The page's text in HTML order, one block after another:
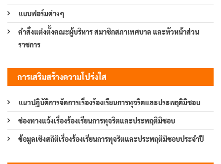
แบบฟอร์มต่างๆ
คำสั่งแต่งตั้งคณะผู้บริหาร สมาชิกสภาเทศบาล และหัวหน้าส่วน
ราชการ
การเสริมสร้างความโปร่งใส
แนวปฏิบัติการจัดการเรื่องร้องเรียนการทุจริตและประพฤติมิชอบ
ช่องทางแจ้งเรื่องร้องเรียนการทุจริตและประพฤติมิชอบ
ข้อมูลเชิงสถิติเรื่องร้องเรียนการทุจริตและประพฤติมิชอบประจำปี